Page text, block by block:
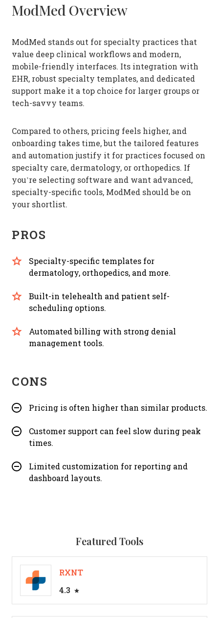
ModMed Overview
ModMed stands out for specialty practices that
value deep clinical workflows and modern,
mobile-friendly interfaces. Its integration with
EHR, robust specialty templates, and dedicated
support make it a top choice for larger groups or
tech-savvy teams.
Compared to others, pricing feels higher, and
onboarding takes time, but the tailored features
and automation justify it for practices focused on
specialty care, dermatology, or orthopedics. If
you’re selecting software and want advanced,
specialty-specific tools, ModMed should be on
your shortlist.
PROS
Specialty-specific templates for
dermatology, orthopedics, and more.
Built-in telehealth and patient self-
scheduling options.
Automated billing with strong denial
management tools.
CONS
Pricing is often higher than similar products.
Customer support can feel slow during peak
times.
Limited customization for reporting and
dashboard layouts.
Featured Tools
RXNT
4.3